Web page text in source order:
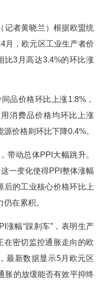
记者黄晓兰）根据欧盟统
月，欧元区工业生产者价
比3月高达3.4%的环比涨
品价格环比上涨1.8%，
消费品价格均环比上涨
价格则环比下降0.4%。
带动总体PPI大幅跳升。
一变化使得PPI整体涨幅
后的工业核心价格环比上
在累积。
涨幅“踩刹车”，表明生产
在密切监控通胀走向的欧
最新数据显示5月欧元区
胀的放缓能否有效平抑终